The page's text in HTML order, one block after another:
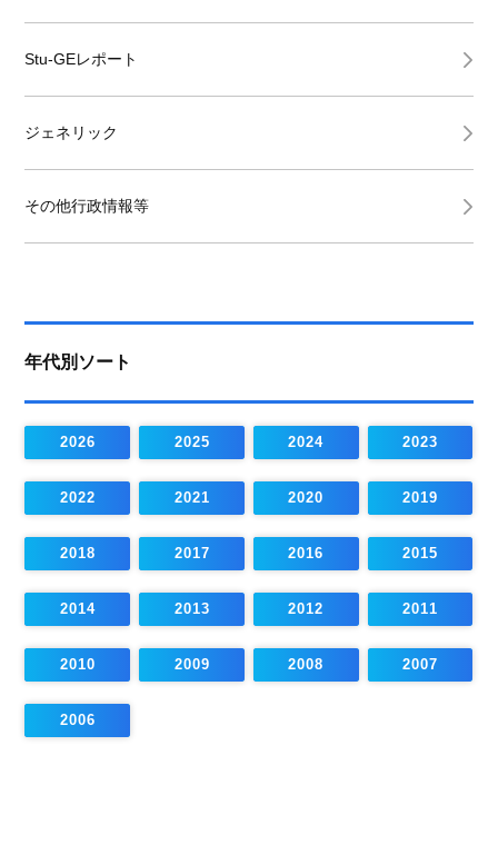
Stu-GEレポート
ジェネリック
その他行政情報等
年代別ソート
2026 2025 2024 2023
2022 2021 2020 2019
2018 2017 2016 2015
2014 2013 2012 2011
2010 2009 2008 2007
2006